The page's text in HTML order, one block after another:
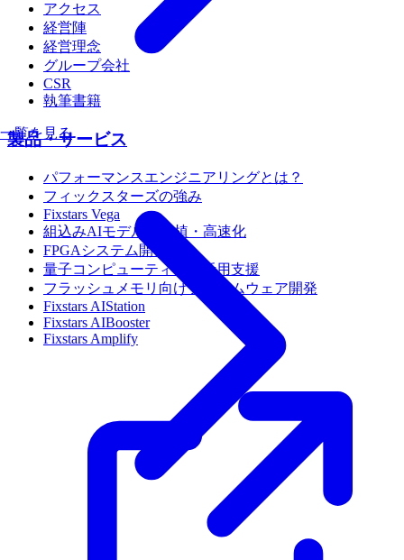
一覧を見る
アクセス
経営陣
経営理念
グループ会社
CSR
執筆書籍
製品・サービス
パフォーマンスエンジニアリングとは？
フィックスターズの強み
Fixstars Vega
組込みAIモデルの移植・高速化
FPGAシステム開発
量子コンピューティング活用支援
フラッシュメモリ向けファームウェア開発
Fixstars AIStation
Fixstars AIBooster
Fixstars Amplify